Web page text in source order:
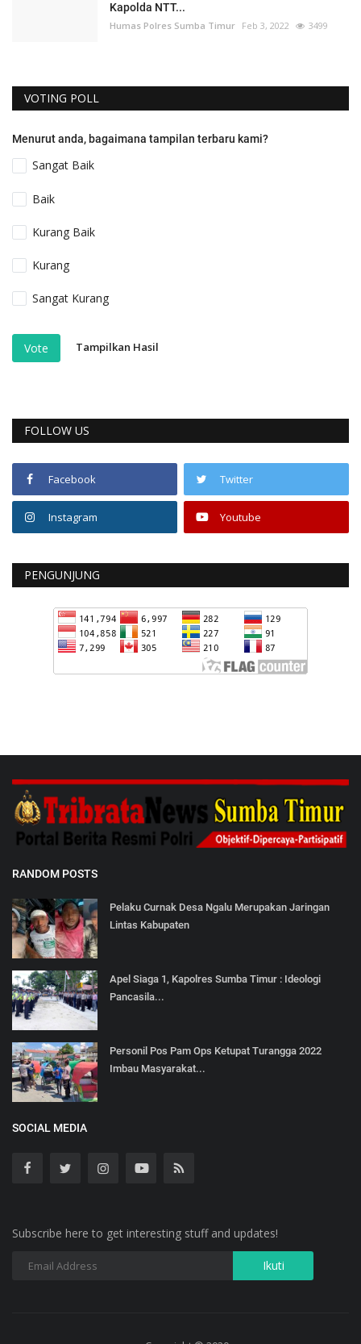
Kapolda NTT...
Humas Polres Sumba Timur Feb 3, 2022 3499
VOTING POLL
Menurut anda, bagaimana tampilan terbaru kami?
Sangat Baik
Baik
Kurang Baik
Kurang
Sangat Kurang
Vote Tampilkan Hasil
FOLLOW US
Facebook Twitter
Instagram Youtube
PENGUNJUNG
RANDOM POSTS
Pelaku Curnak Desa Ngalu Merupakan Jaringan
Lintas Kabupaten
Apel Siaga 1, Kapolres Sumba Timur : Ideologi
Pancasila...
Personil Pos Pam Ops Ketupat Turangga 2022
Imbau Masyarakat...
SOCIAL MEDIA
Subscribe here to get interesting stuff and updates!